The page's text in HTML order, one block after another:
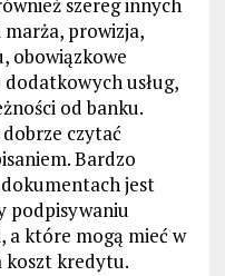
szereg innych
prowizja,
obowiązkowe
usług,
od banku.
czytać
Bardzo
jest
podpisywaniu
a które mogą mieć w
koszt kredytu.